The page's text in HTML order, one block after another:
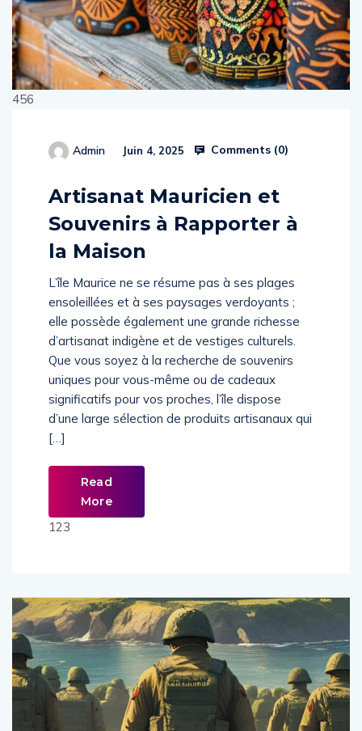
456
Admin Juin 4, 2025 Comments (0)
Artisanat Mauricien et
Souvenirs à Rapporter à
la Maison
L’île Maurice ne se résume pas à ses plages
ensoleillées et à ses paysages verdoyants ;
elle possède également une grande richesse
d’artisanat indigène et de vestiges culturels.
Que vous soyez à la recherche de souvenirs
uniques pour vous-même ou de cadeaux
significatifs pour vos proches, l’île dispose
d’une large sélection de produits artisanaux qui
[…]
Read
More
123